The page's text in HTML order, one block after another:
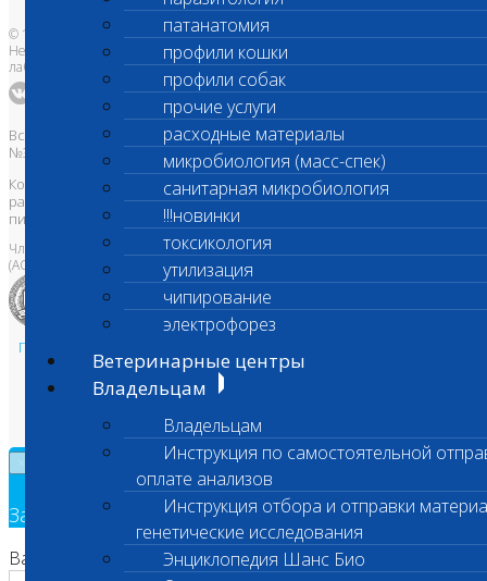
патанатомия
профили кошки
профили собак
прочие услуги
расходные материалы
микробиология (масс-спек)
санитарная микробиология
!!!новинки
токсикология
утилизация
чипирование
электрофорез
Ветеринарные центры
Владельцам
Владельцам
Инструкция по самостоятельной
оплате анализов
Инструкция отбора и отправки
генетические исследования
Энциклопедия Шанс Био
© 1996-2026
Независимая ветеринарная
лаборатория Шанс Био
Все права защищены и охраняются законом. Товарный знак
№395740 от 2008 г. ООО "ШАНС БИО"
Копирование, тиражирование, а также использование материалов,
размещенных на сайтеwww.vetlab.ruвозможно только с
письменного разрешения Правообладателя
Член Национальной ветеринарной палаты
(АСРО НВП)
Политика в области персональных данных и конфиденциальности
Пользовательское соглашение
Техническая поддержка
Заявка на обратный звонок
Ваш номер телефона